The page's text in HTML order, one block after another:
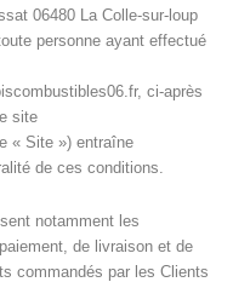
06480 La Colle-sur-loup
personne ayant effectué
ci-après
site
« Site ») entraîne
de ces conditions.
notamment les
de livraison et de
commandés par les Clients